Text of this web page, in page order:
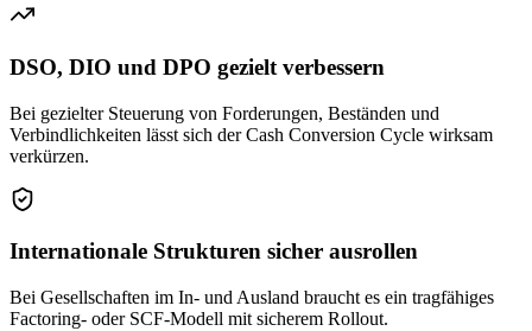
DSO, DIO und DPO gezielt verbessern
Bei gezielter Steuerung von Forderungen, Beständen und
Verbindlichkeiten lässt sich der Cash Conversion Cycle wirksam
verkürzen.
Internationale Strukturen sicher ausrollen
Bei Gesellschaften im In- und Ausland braucht es ein tragfähiges
Factoring- oder SCF-Modell mit sicherem Rollout.